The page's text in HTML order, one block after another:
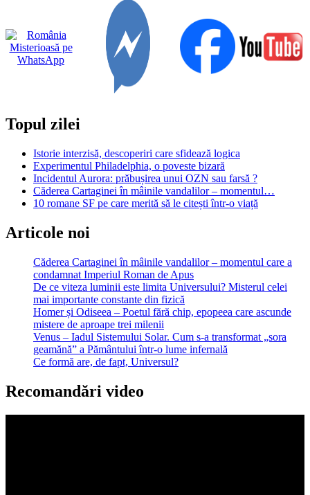
unul
dintre
marile
Topul zilei
Istorie interzisă, descoperiri care sfidează logica
Experimentul Philadelphia, o poveste bizară
Incidentul Aurora: prăbușirea unui OZN sau farsă ?
Căderea Cartaginei în mâinile vandalilor – momentul…
10 romane SF pe care merită să le citești într-o viață
Articole noi
Căderea Cartaginei în mâinile vandalilor – momentul care a
condamnat Imperiul Roman de Apus
De ce viteza luminii este limita Universului? Misterul celei
mai importante constante din fizică
Homer și Odiseea – Poetul fără chip, epopeea care ascunde
mistere de aproape trei milenii
Venus – Iadul Sistemului Solar. Cum s-a transformat „sora
geamănă” a Pământului într-o lume infernală
Ce formă are, de fapt, Universul?
Recomandări video